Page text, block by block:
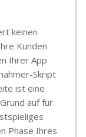
keinen
Kunden
Ihrer App
Skript
ist eine
auf für
Phase Ihres